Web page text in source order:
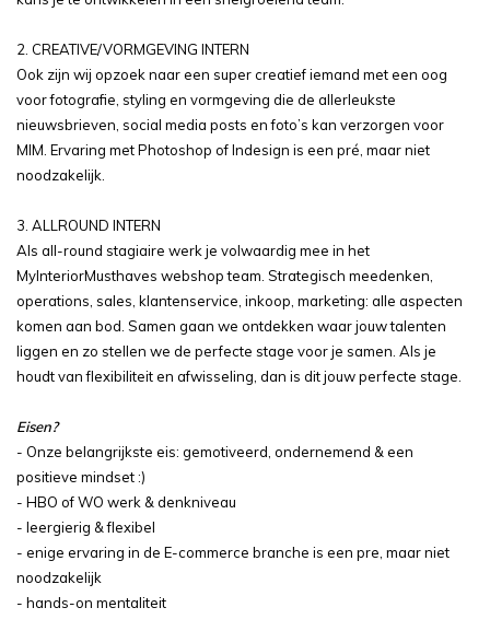
2. CREATIVE/VORMGEVING INTERN
Ook zijn wij opzoek naar een super creatief iemand met een oog
voor fotografie, styling en vormgeving die de allerleukste
nieuwsbrieven, social media posts en foto’s kan verzorgen voor
MIM. Ervaring met Photoshop of Indesign is een pré, maar niet
noodzakelijk.
3. ALLROUND INTERN
Als all-round stagiaire werk je volwaardig mee in het
MyInteriorMusthaves webshop team. Strategisch meedenken,
operations, sales, klantenservice, inkoop, marketing: alle aspecten
komen aan bod. Samen gaan we ontdekken waar jouw talenten
liggen en zo stellen we de perfecte stage voor je samen. Als je
houdt van flexibiliteit en afwisseling, dan is dit jouw perfecte stage.
Eisen?
- Onze belangrijkste eis: gemotiveerd, ondernemend & een
positieve mindset :)
- HBO of WO werk & denkniveau
- leergierig & flexibel
- enige ervaring in de E-commerce branche is een pre, maar niet
noodzakelijk
- hands-on mentaliteit